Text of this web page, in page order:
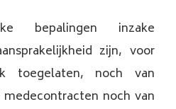
bepalingen inzake
zijn, voor
toegelaten, noch van
noch van